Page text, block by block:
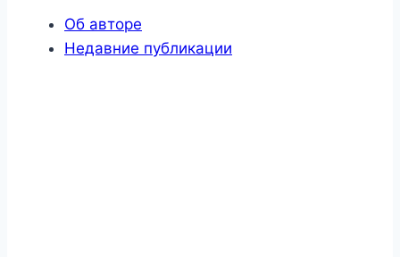
Об авторе
Недавние публикации